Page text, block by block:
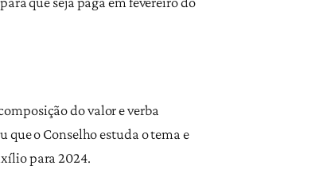
do valor e verba
o Conselho estuda o tema e
para 2024.